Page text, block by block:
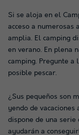
Si se aloja en el
acceso a numerosas
amplia. El camping
en verano. En plena
camping. Pregunte a
posible pescar.
¿Sus pequeños son
yendo de
dispone de una
ayudarán a